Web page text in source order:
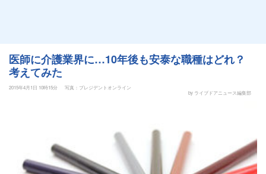
医師に介護業界に…10年後も安泰な職種はどれ？
考えてみた
2015年4月1日 10時15分
写真：プレジデントオンライン
by ライブドアニュース編集部